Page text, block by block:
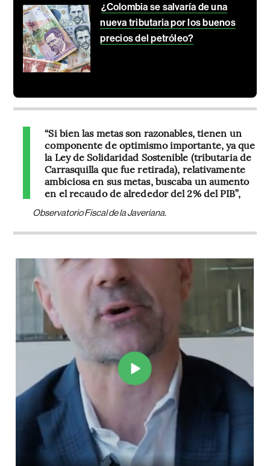
¿Colombia se salvaría de una
nueva tributaria por los buenos
precios del petróleo?
“Si bien las metas son razonables, tienen un
componente de optimismo importante, ya que
la Ley de Solidaridad Sostenible (tributaria de
Carrasquilla que fue retirada), relativamente
ambiciosa en sus metas, buscaba un aumento
en el recaudo de alrededor del 2% del PIB”,
Observatorio Fiscal de la Javeriana.